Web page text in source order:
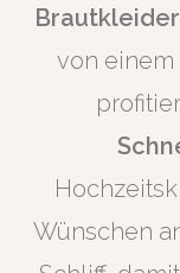
von
Wünschen